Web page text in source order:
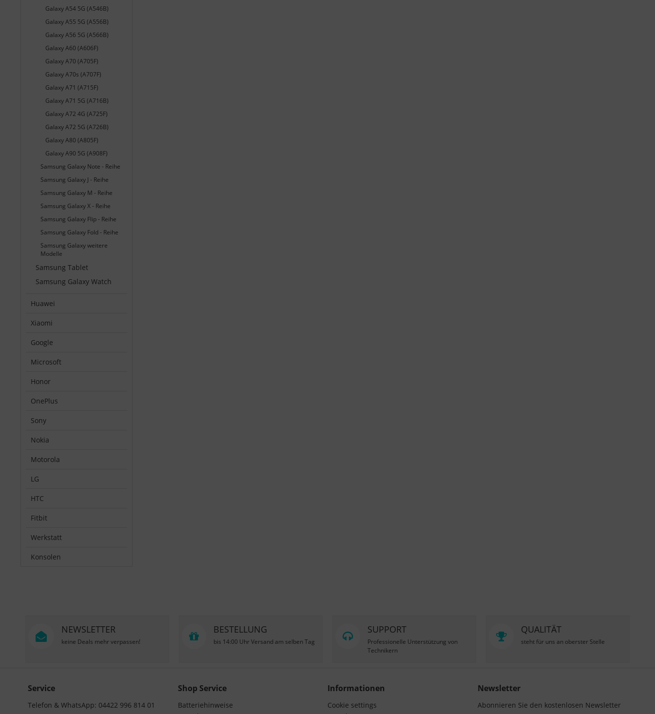
Galaxy A54 5G (A546B)
Galaxy A55 5G (A556B)
Galaxy A56 5G (A566B)
Galaxy A60 (A606F)
Galaxy A70 (A705F)
Galaxy A70s (A707F)
Galaxy A71 (A715F)
Galaxy A71 5G (A716B)
Galaxy A72 4G (A725F)
Galaxy A72 5G (A726B)
Galaxy A80 (A805F)
Galaxy A90 5G (A908F)
Samsung Galaxy Note - Reihe
Samsung Galaxy J - Reihe
Samsung Galaxy M - Reihe
Samsung Galaxy X - Reihe
Samsung Galaxy Flip - Reihe
Samsung Galaxy Fold - Reihe
Samsung Galaxy weitere
Modelle
Samsung Tablet
Samsung Galaxy Watch
Huawei
Xiaomi
Google
Microsoft
Honor
OnePlus
Sony
Nokia
Motorola
LG
HTC
Fitbit
Werkstatt
Konsolen
NEWSLETTER
keine Deals mehr verpassen!
BESTELLUNG
bis 14:00 Uhr Versand am selben Tag
SUPPORT
Professionelle Unterstützung von
Technikern
QUALITÄT
steht für uns an oberster Stelle
Service
Telefon & WhatsApp: 04422 996 814 01
Shop Service
Batteriehinweise
Informationen
Cookie settings
Newsletter
Abonnieren Sie den kostenlosen Newsletter